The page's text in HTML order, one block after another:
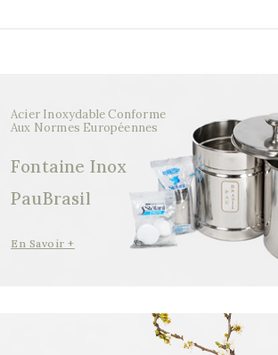
Acier Inoxydable Conforme
Aux Normes Européennes
Fontaine Inox
PauBrasil
En Savoir +